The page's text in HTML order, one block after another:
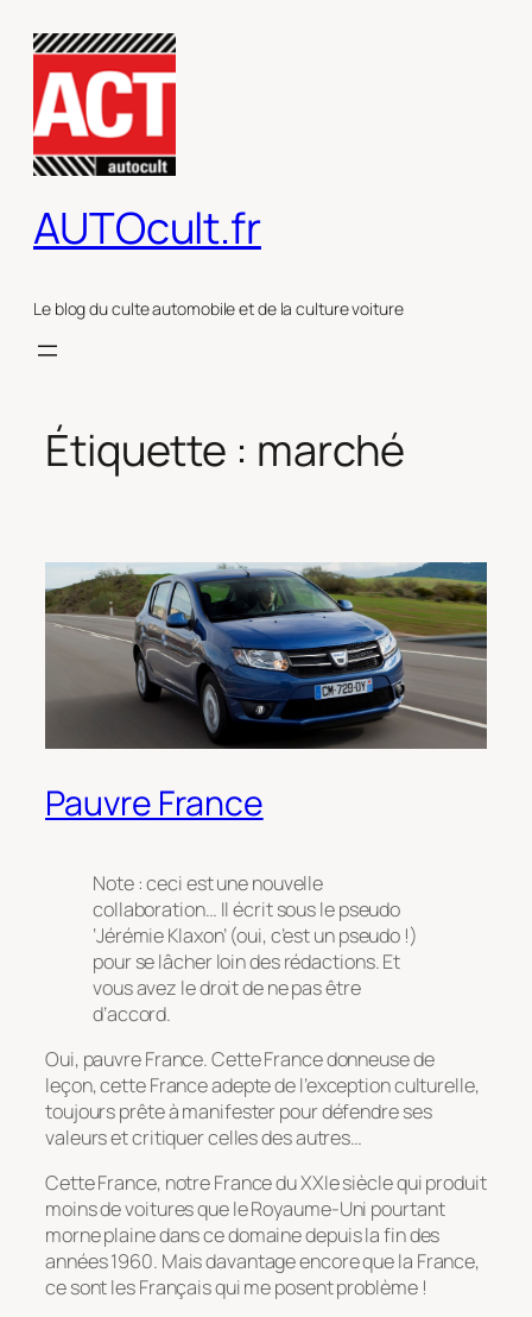
contenu
AUTOcult.fr
Le blog du culte automobile et de la culture voiture
Étiquette : marché
Pauvre France
Note : ceci est une nouvelle
collaboration… Il écrit sous le pseudo
‘Jérémie Klaxon’ (oui, c’est un pseudo !)
pour se lâcher loin des rédactions. Et
vous avez le droit de ne pas être
d’accord.
Oui, pauvre France. Cette France donneuse de
leçon, cette France adepte de l’exception culturelle,
toujours prête à manifester pour défendre ses
valeurs et critiquer celles des autres…
Cette France, notre France du XXIe siècle qui produit
moins de voitures que le Royaume-Uni pourtant
morne plaine dans ce domaine depuis la fin des
années 1960. Mais davantage encore que la France,
ce sont les Français qui me posent problème !